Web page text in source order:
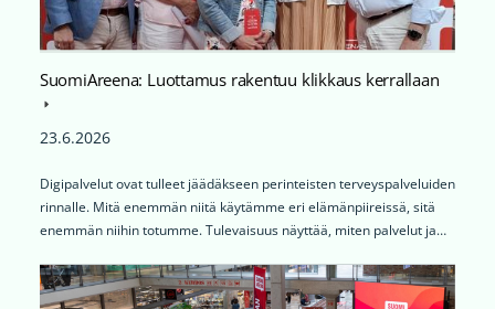
SuomiAreena: Luottamus rakentuu klikkaus kerrallaan
23.6.2026
Digipalvelut ovat tulleet jäädäkseen perinteisten terveyspalveluiden
rinnalle. Mitä enemmän niitä käytämme eri elämänpiireissä, sitä
enemmän niihin totumme. Tulevaisuus näyttää, miten palvelut ja…